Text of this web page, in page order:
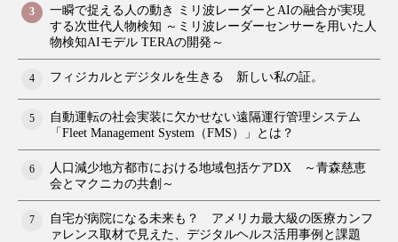
3
一瞬で捉える人の動き ミリ波レーダーとAIの融合が実現
する次世代人物検知 ～ミリ波レーダーセンサーを用いた人
物検知AIモデル TERAの開発～
4 フィジカルとデジタルを生きる 新しい私の証。
5
自動運転の社会実装に欠かせない遠隔運行管理システム
「Fleet Management System（FMS）」とは？
6
人口減少地方都市における地域包括ケアDX ～青森慈恵
会とマクニカの共創～
7
自宅が病院になる未来も？ アメリカ最大級の医療カンフ
ァレンス取材で見えた、デジタルヘルス活用事例と課題